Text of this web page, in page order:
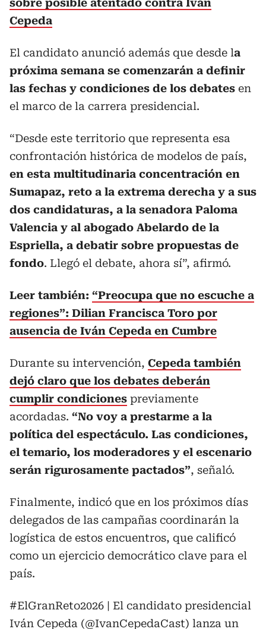
sobre posible atentado contra Iván
Cepeda
El candidato anunció además que desde la
próxima semana se comenzarán a definir
las fechas y condiciones de los debates en
el marco de la carrera presidencial.
“Desde este territorio que representa esa
confrontación histórica de modelos de país,
en esta multitudinaria concentración en
Sumapaz, reto a la extrema derecha y a sus
dos candidaturas, a la senadora Paloma
Valencia y al abogado Abelardo de la
Espriella, a debatir sobre propuestas de
fondo. Llegó el debate, ahora sí”, afirmó.
Leer también: “Preocupa que no escuche a
regiones”: Dilian Francisca Toro por
ausencia de Iván Cepeda en Cumbre
Durante su intervención, Cepeda también
dejó claro que los debates deberán
cumplir condiciones previamente
acordadas. “No voy a prestarme a la
política del espectáculo. Las condiciones,
el temario, los moderadores y el escenario
serán rigurosamente pactados”, señaló.
Finalmente, indicó que en los próximos días
delegados de las campañas coordinarán la
logística de estos encuentros, que calificó
como un ejercicio democrático clave para el
país.
#ElGranReto2026 | El candidato presidencial
Iván Cepeda (@IvanCepedaCast) lanza un